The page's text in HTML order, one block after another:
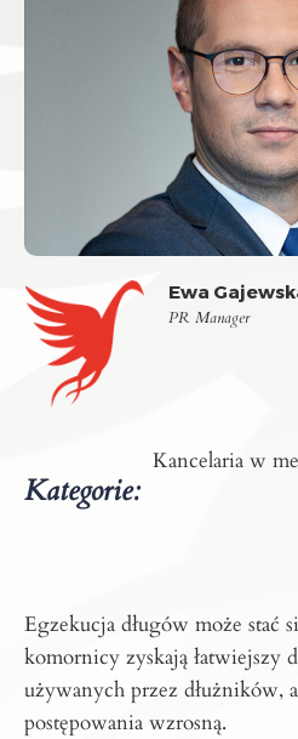
Ewa
PR Manager
Kategorie:
Kancelaria w
Egzekucja długów może stać
komornicy zyskają łatwiejszy
używanych przez dłużników,
postępowania wzrosną.